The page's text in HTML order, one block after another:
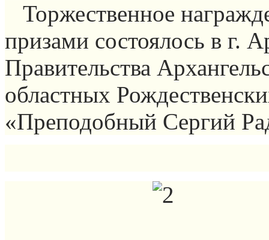
Торжественное
призами состоялось в г.
Правительства
областных
«Преподобный Сергий